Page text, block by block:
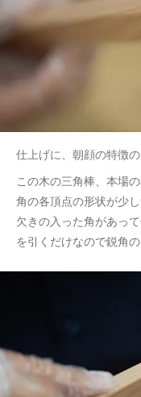
仕上げに、朝顔の特徴
この木の三角棒、本場
角の各頂点の形状が少
欠きの入った角があっ
を引くだけなので鋭角